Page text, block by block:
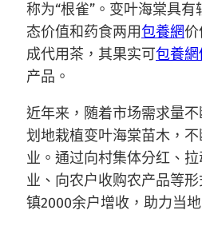
称为“根雀”。变叶海棠具
态价值和药食两用包養網价
成代用茶，其果实可包養
产品。
近年来，随着市场需求量
划地栽植变叶海棠苗木，
业。通过向村集体分红、
业、向农户收购农产品等
镇2000余户增收，助力当